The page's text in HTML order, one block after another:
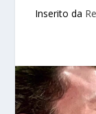
Inserito da